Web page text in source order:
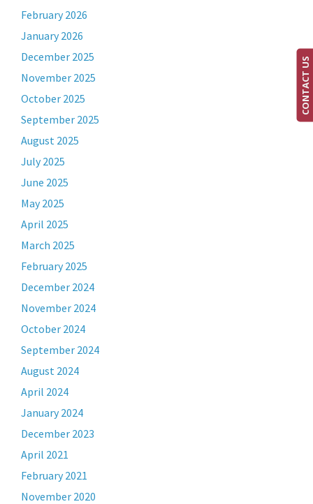
February 2026
January 2026
December 2025
November 2025
October 2025
September 2025
August 2025
July 2025
June 2025
May 2025
April 2025
March 2025
February 2025
December 2024
November 2024
October 2024
September 2024
August 2024
April 2024
January 2024
December 2023
April 2021
February 2021
November 2020
CONTACT US